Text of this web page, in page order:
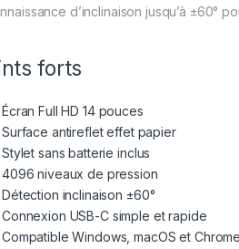
d’inclinaison jusqu’à ±60°
forts
Écran Full HD 14 pouces
Surface antireflet effet papier
Stylet sans batterie inclus
4096 niveaux de pression
Détection inclinaison ±60°
Connexion USB-C simple et rapide
Compatible Windows, macOS et